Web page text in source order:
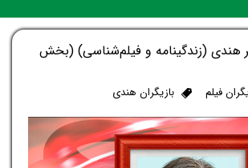
هندی (زندگینامه و فیلم‌شناسی) (بخش
فیلم بازیگران هندی